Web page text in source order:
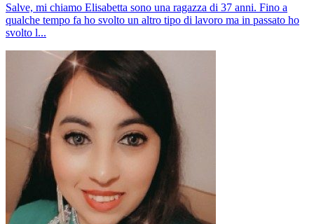
Salve, mi chiamo Elisabetta sono una ragazza di 37 anni. Fino a
qualche tempo fa ho svolto un altro tipo di lavoro ma in passato ho
svolto l...